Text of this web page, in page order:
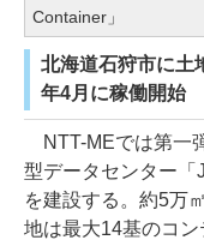
Container」
北海道石狩市に土
年4月に稼働開始
NTT-MEでは第一
型データセンター「
を建設する。約5万
地は最大14基のコ